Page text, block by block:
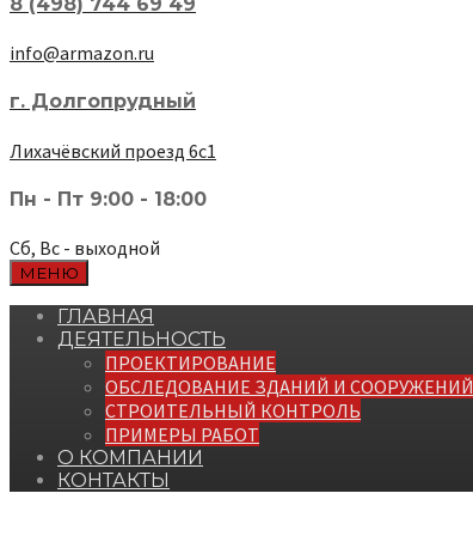
info@armazon.ru
г. Долгопрудный
Лихачёвский проезд 6с1
Пн - Пт 9:00 - 18:00
Сб, Вс - выходной
МЕНЮ
ГЛАВНАЯ
ДЕЯТЕЛЬНОСТЬ
ПРОЕКТИРОВАНИЕ
ОБСЛЕДОВАНИЕ ЗДАНИЙ И СООРУЖЕНИЙ
СТРОИТЕЛЬНЫЙ КОНТРОЛЬ
ПРИМЕРЫ РАБОТ
О КОМПАНИИ
КОНТАКТЫ